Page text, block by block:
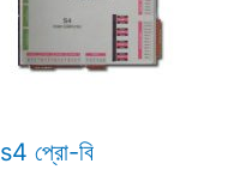
s4 প্রো-বি